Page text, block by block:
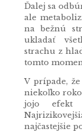
Ďalej sa
ale
na bežnú
ukladať
strachu z
tomto
V prípade,
niekoľko
jojo efekt
najčastejšie